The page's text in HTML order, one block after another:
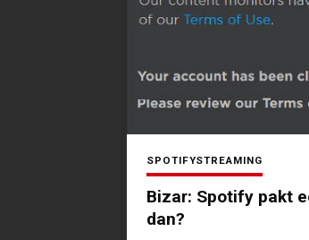
SPOTIFYSTREAMING
Bizar: Spotify pakt
dan?